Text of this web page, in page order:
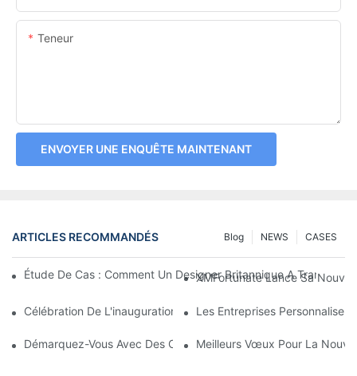
Teneur
ENVOYER UNE ENQUÊTE MAINTENANT
ARTICLES RECOMMANDÉS CASES
NEWS
Blog
Étude De Cas : Comment Un Designer Britannique A
XMFortunate Lance Sa
Célébration De L'inauguration À L'occasion Du Nouvel An
Les Entreprises
Démarquez-Vous Avec Des Couvre-Chefs Personnalisés
Meilleurs Vœux Pour La